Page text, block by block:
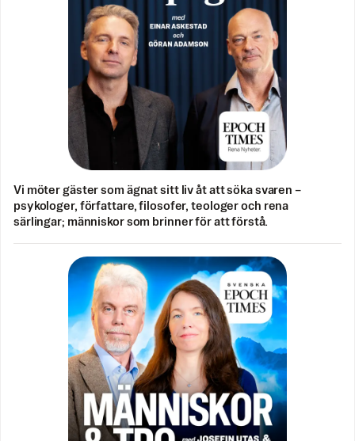
Vi möter gäster som ägnat sitt liv åt att söka svaren –
psykologer, författare, filosofer, teologer och rena
särlingar; människor som brinner för att förstå.